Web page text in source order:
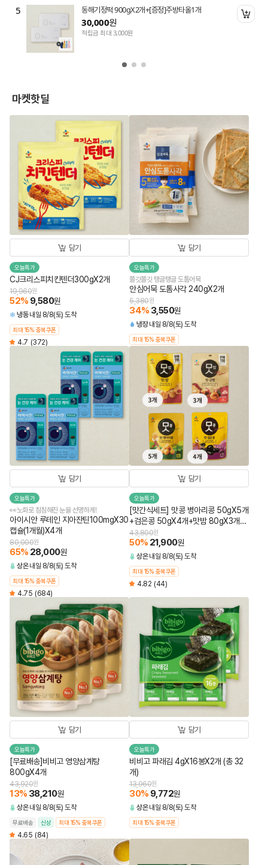
담기
5 동해기정떡 900gX2개+[증정]주방타올1개
30,000원
적립금 최대 3,000원
마켓핫딜
담기
오늘특가
CJ크리스피치킨텐더300gX2개
19,960원
52% 9,580원
냉동 내일 8/8(토) 도착
최대 15% 중복쿠폰
4.7 (372)
담기
오늘특가
쫄깃쫄깃 탱글탱글 도톰어묵
안심어묵 도톰사각 240gX2개
5,380원
34% 3,550원
냉장 내일 8/8(토) 도착
최대 15% 중복쿠폰
담기
오늘특가
👀노화로 침침해진 눈을 선명하게!
아이시안 루테인 지아잔틴100mgX30
캡슐(1개월)X4개
80,000원
65% 28,000원
상온 내일 8/8(토) 도착
최대 15% 중복쿠폰
4.75 (684)
담기
오늘특가
[맛간식세트] 맛콩 병아리콩 50gX5개
+검은콩 50gX4개+맛밤 80gX3개
+맛군밤 60gX3개 (총 15개)
43,800원
50% 21,900원
상온 내일 8/8(토) 도착
최대 15% 중복쿠폰
4.82 (44)
담기
오늘특가
[무료배송]비비고 영양삼계탕
800gX4개
43,920원
13% 38,210원
상온 내일 8/8(토) 도착
무료배송 신상 최대 15% 중복쿠폰
4.65 (84)
담기
오늘특가
비비고 파래김 4gX16봉X2개 (총 32
개)
13,960원
30% 9,772원
상온 내일 8/8(토) 도착
최대 15% 중복쿠폰